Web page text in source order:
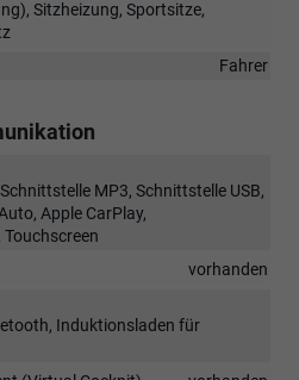
Sitzheizung, Sportsitze,
Fahrer
MP3, Schnittstelle USB,
Apple CarPlay,
vorhanden
Induktionsladen für